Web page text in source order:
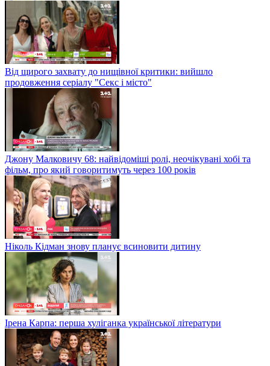
Від щирого захвату до нищівної критики: вийшло
продовження серіалу "Секс і місто"
Джону Малковичу 68: найвідоміші ролі, неочікувані хобі та
фільм, про який говоритимуть через 100 років
Ніколь Кідман знову планує всиновити дитину
Ірена Карпа: перша хуліганка української літератури